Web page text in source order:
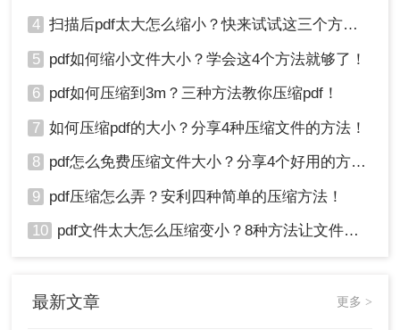
4 扫描后pdf太大怎么缩小？快来试试这三个方法！
5 pdf如何缩小文件大小？学会这4个方法就够了！
6 pdf如何压缩到3m？三种方法教你压缩pdf！
7 如何压缩pdf的大小？分享4种压缩文件的方法！
8 pdf怎么免费压缩文件大小？分享4个好用的方法，简单又快捷！
9 pdf压缩怎么弄？安利四种简单的压缩方法！
10 pdf文件太大怎么压缩变小？8种方法让文件轻松"瘦身"！
最新文章 更多 >